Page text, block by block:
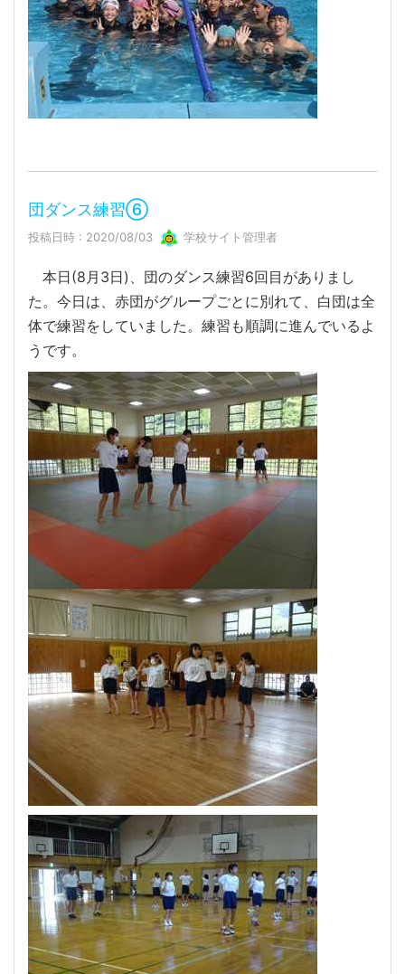
団ダンス練習⑥
投稿日時 : 2020/08/03 学校サイト管理者
本日(8月3日)、団のダンス練習6回目がありまし
た。今日は、赤団がグループごとに別れて、白団は全
体で練習をしていました。練習も順調に進んでいるよ
うです。